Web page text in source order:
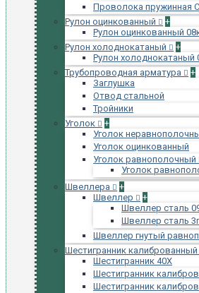
Проволока пружинная
Рулон оцинкованный
+
Рулон оцинкованный
Рулон холоднокатаный
+
Рулон холоднокатаный
Трубопроводная арматура
+
Заглушка
Отвод стальной
Тройники
Уголок
+
Уголок
Уголок оцинкованный
Уголок равнополочный
Уголок
Швеллера
+
Швеллер
+
Швеллер сталь
Швеллер сталь
Швеллер гнутый
Шестигранник калиброванный
Шестигранник 40Х
Шестигранник
Шестигранник